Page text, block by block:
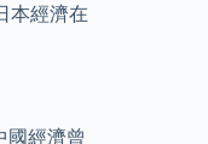
本經濟在
國經濟曾